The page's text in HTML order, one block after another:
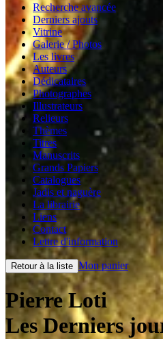
Recherche avancée
Derniers ajouts
Vitrine
Galerie / Photos
Les livres
Auteurs
Dédicataires
Photographes
Illustrateurs
Relieurs
Thèmes
Titres
Manuscrits
Grands Papiers
Catalogues
Jadis et naguère
La librairie
Liens
Contact
Lettre d'information
Retour à la liste Mon panier
Pierre Loti
Les Derniers